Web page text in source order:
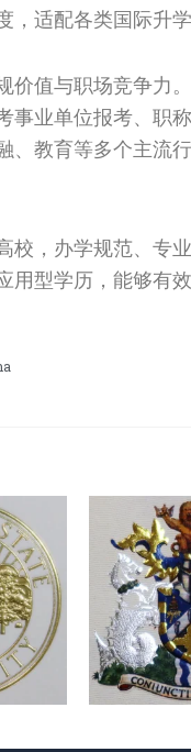
适配各类国际升学
值与职场竞争力
事业单位报考、职
、教育等多个主流
，办学规范、专
型学历，能够有